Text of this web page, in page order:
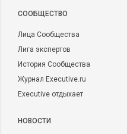
CООБЩЕСТВО
Лица Сообщества
Лига экспертов
История Сообщества
Журнал Executive.ru
Executive отдыхает
НОВОСТИ